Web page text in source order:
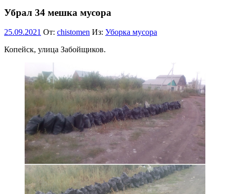
Убрал 34 мешка мусора
25.09.2021 От: chistomen Из: Уборка мусора
Копейск, улица Забойщиков.